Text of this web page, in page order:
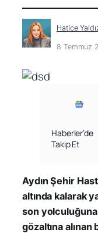
Hatice
8 Temmuz
Haberler’de
Takip Et
Aydın Şehir
altında kalarak
son yolculuğuna
gözaltına